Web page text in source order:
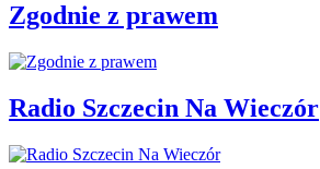
Zgodnie z prawem
Radio Szczecin Na Wieczór